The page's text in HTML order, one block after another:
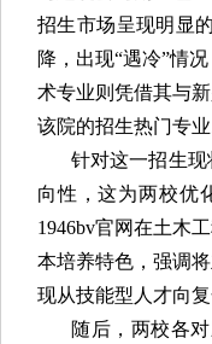
招生市场呈现明显
降，出现“遇冷”情
术专业则凭借其与
该院的招生热门专业
针对这一招生
向性，这为两校优
1946bv官网在土木
本培养特色，强调
现从技能型人才向复
随后，两校各